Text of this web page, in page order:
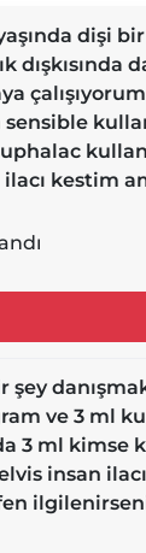
dişi
kestim
şey
ve 3 ml
3 ml kimse
insan